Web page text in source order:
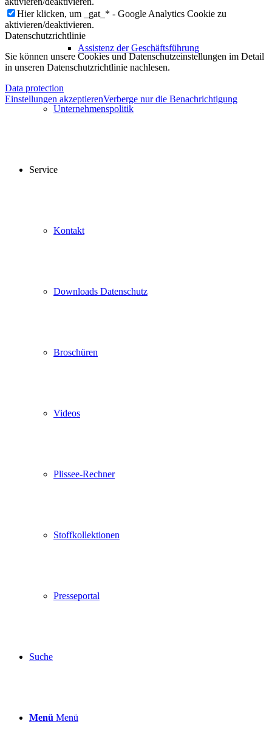
Assistenz der Geschäftsführung
Unternehmenspolitik
Service
Kontakt
Downloads Datenschutz
Broschüren
Videos
Plissee-Rechner
Stoffkollektionen
Presseportal
Suche
Menü Menü
Hier klicken, um _gat_* - Google Analytics Cookie zu
aktivieren/deaktivieren.
Datenschutzrichtlinie
Sie können unsere Cookies und Datenschutzeinstellungen im Detail
in unseren Datenschutzrichtlinie nachlesen.
Data protection
Einstellungen akzeptierenVerberge nur die Benachrichtigung